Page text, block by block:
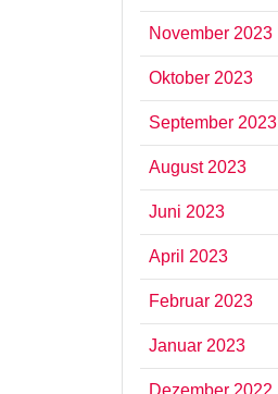
November 2023
Oktober 2023
September 2023
August 2023
Juni 2023
April 2023
Februar 2023
Januar 2023
Dezember 2022